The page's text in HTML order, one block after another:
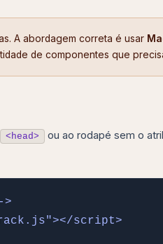
A abordagem correta é usar
de componentes que
<head> ou ao rodapé sem o
>
script>